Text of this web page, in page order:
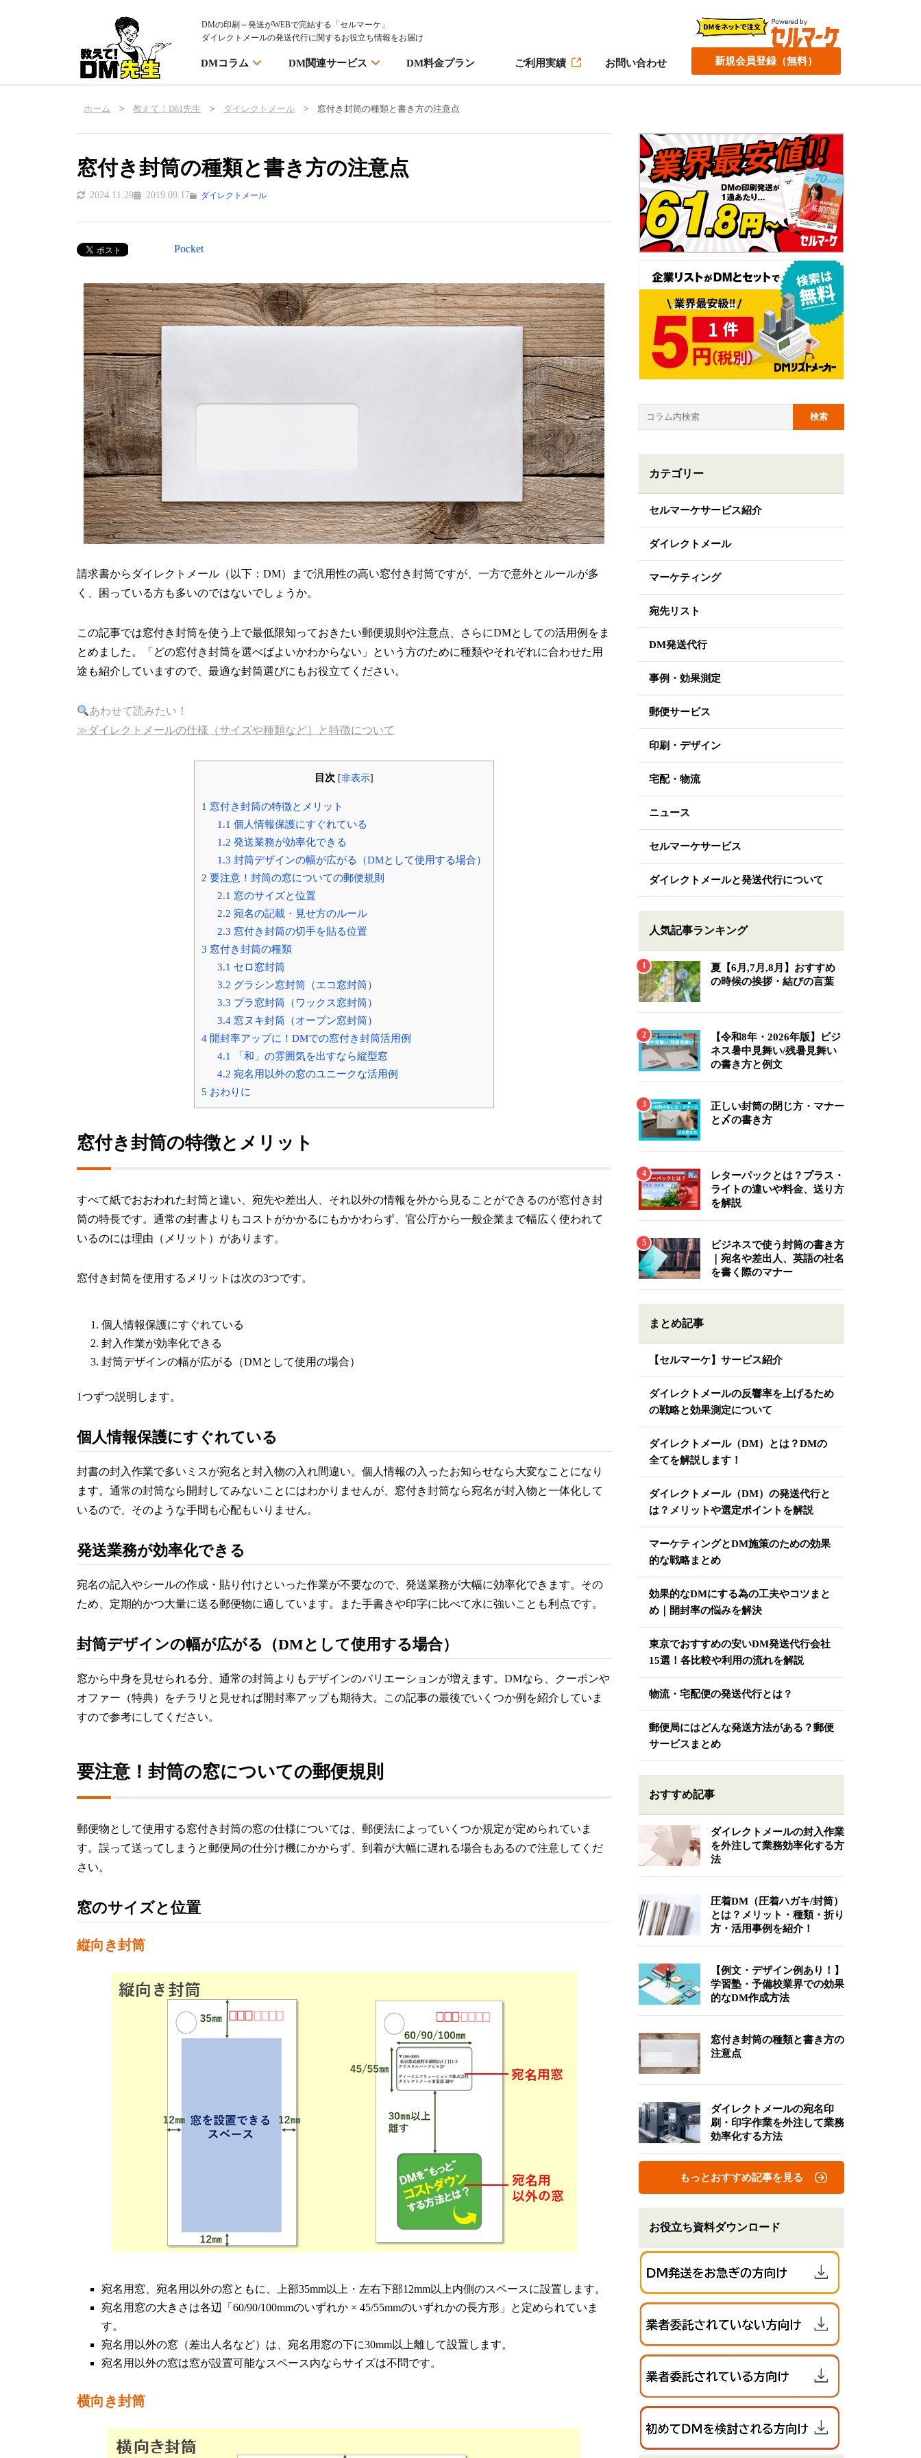
DMの印刷～発送がWEBで完結する「セルマーケ」
ダイレクトメールの発送代行に関するお役立ち情報をお届け
DMコラム DM関連サービス DM料金プラン ご利用実績 お問い合わせ 新規会員登録（無料）
ホーム > 教えて！DM先生 > ダイレクトメール > 窓付き封筒の種類と書き方の注意点
窓付き封筒の種類と書き方の注意点
2024.11.29 2019.09.17 ダイレクトメール
Pocket
請求書からダイレクトメール（以下：DM）まで汎用性の高い窓付き封筒ですが、一方で意外とルールが多
く、困っている方も多いのではないでしょうか。
この記事では窓付き封筒を使う上で最低限知っておきたい郵便規則や注意点、さらにDMとしての活用例をま
とめました。「どの窓付き封筒を選べばよいかわからない」という方のために種類やそれぞれに合わせた用
途も紹介していますので、最適な封筒選びにもお役立てください。
あわせて読みたい！
≫ダイレクトメールの仕様（サイズや種類など）と特徴について
目次 [非表示]
1 窓付き封筒の特徴とメリット
1.1 個人情報保護にすぐれている
1.2 発送業務が効率化できる
1.3 封筒デザインの幅が広がる（DMとして使用する場合）
2 要注意！封筒の窓についての郵便規則
2.1 窓のサイズと位置
2.2 宛名の記載・見せ方のルール
2.3 窓付き封筒の切手を貼る位置
3 窓付き封筒の種類
3.1 セロ窓封筒
3.2 グラシン窓封筒（エコ窓封筒）
3.3 プラ窓封筒（ワックス窓封筒）
3.4窓ヌキ封筒（オープン窓封筒）
4 開封率アップに！DMでの窓付き封筒活用例
4.1
「和」の雰囲気を出すなら縦型窓
4.2 宛名用以外の窓のユニークな活用例
5 おわりに
窓付き封筒の特徴とメリット
すべて紙でおおわれた封筒と違い、宛先や差出人、それ以外の情報を外から見ることができるのが窓付き封
筒の特長です。通常の封書よりもコストがかかるにもかかわらず、官公庁から一般企業まで幅広く使われて
いるのには理由（メリット）があります。
窓付き封筒を使用するメリットは次の3つです。
個人情報保護にすぐれている
封入作業が効率化できる
封筒デザインの幅が広がる（DMとして使用の場合）
1つずつ説明します。
個人情報保護にすぐれている
封書の封入作業で多いミスが宛名と封入物の入れ間違い。個人情報の入ったお知らせなら大変なことになり
ます。通常の封筒なら開封してみないことにはわかりませんが、窓付き封筒なら宛名が封入物と一体化して
いるので、そのような手間も心配もいりません。
発送業務が効率化できる
宛名の記入やシールの作成・貼り付けといった作業が不要なので、発送業務が大幅に効率化できます。その
ため、定期的かつ大量に送る郵便物に適しています。また手書きや印字に比べて水に強いことも利点です。
封筒デザインの幅が広がる（DMとして使用する場合）
窓から中身を見せられる分、通常の封筒よりもデザインのバリエーションが増えます。DMなら、クーポンや
オファー（特典）をチラリと見せれば開封率アップも期待大。この記事の最後でいくつか例を紹介していま
すので参考にしてください。
要注意！封筒の窓についての郵便規則
郵便物として使用する窓付き封筒の窓の仕様については、郵便法によっていくつか規定が定められていま
す。誤って送ってしまうと郵便局の仕分け機にかからず、到着が大幅に遅れる場合もあるので注意してくだ
さい。
窓のサイズと位置
縦向き封筒
宛名用窓、宛名用以外の窓ともに、上部35mm以上・左右下部12mm以上内側のスペースに設置します。
宛名用窓の大きさは各辺「60/90/100mmのいずれか × 45/55mmのいずれかの長方形」と定められていま
す。
宛名用以外の窓（差出人名など）は、宛名用窓の下に30mm以上離して設置します。
宛名用以外の窓は窓が設置可能なスペース内ならサイズは不問です。
横向き封筒
カテゴリー
セルマーケサービス紹介
ダイレクトメール
マーケティング
宛先リスト
DM発送代行
事例・効果測定
郵便サービス
印刷・デザイン
宅配・物流
ニュース
セルマーケサービス
ダイレクトメールと発送代行について
人気記事ランキング
夏【6月,7月,8月】おすすめ
の時候の挨拶・結びの言葉
【令和8年・2026年版】ビジ
ネス暑中見舞い/残暑見舞い
の書き方と例文
正しい封筒の閉じ方・マナー
と〆の書き方
レターパックとは？プラス・
ライトの違いや料金、送り方
を解説
ビジネスで使う封筒の書き方
｜宛名や差出人、英語の社名
を書く際のマナー
まとめ記事
【セルマーケ】サービス紹介
ダイレクトメールの反響率を上げるため
の戦略と効果測定について
ダイレクトメール（DM）とは？DMの
全てを解説します！
ダイレクトメール（DM）の発送代行と
は？メリットや選定ポイントを解説
マーケティングとDM施策のための効果
的な戦略まとめ
効果的なDMにする為の工夫やコツまと
め｜開封率の悩みを解決
東京でおすすめの安いDM発送代行会社
15選！各比較や利用の流れを解説
物流・宅配便の発送代行とは？
郵便局にはどんな発送方法がある？郵便
サービスまとめ
おすすめ記事
ダイレクトメールの封入作業
を外注して業務効率化する方
法
圧着DM（圧着ハガキ/封筒）
とは？メリット・種類・折り
方・活用事例を紹介！
【例文・デザイン例あり！】
学習塾・予備校業界での効果
的なDM作成方法
窓付き封筒の種類と書き方の
注意点
ダイレクトメールの宛名印
刷・印字作業を外注して業務
効率化する方法
もっとおすすめ記事を見る
お役立ち資料ダウンロード